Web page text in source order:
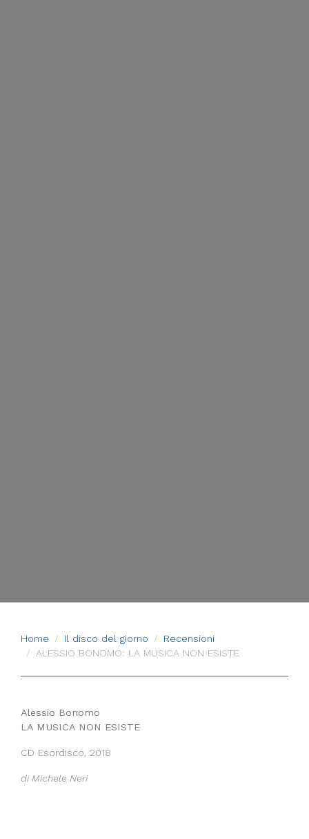
Home Il disco del giorno
Recensioni
ALESSIO BONOMO: LA MUSICA NON ESISTE
Alessio Bonomo
LA MUSICA NON ESISTE
CD Esordisco, 2018
di Michele Neri